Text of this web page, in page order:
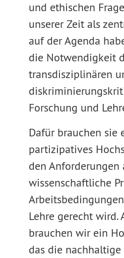
und ethischen
unserer Zeit als
auf der Agenda
die Notwendigkeit
transdisziplinären
Forschung und
Dafür brauchen sie
partizipatives
den Anforderungen
wissenschaftliche
Lehre gerecht wird.
brauchen wir ein
das die